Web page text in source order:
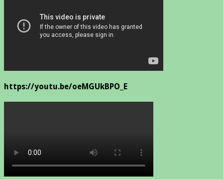
https://youtu.be/oeMGUkBPO_E